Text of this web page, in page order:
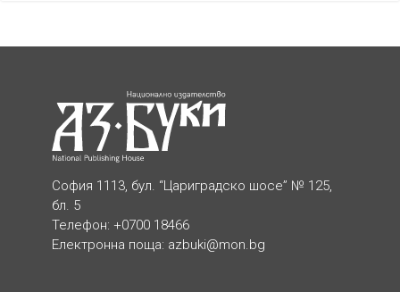
София 1113, бул. “Цариградско шосе” № 125,
бл. 5
Телефон: +0700 18466
Електронна поща: azbuki@mon.bg